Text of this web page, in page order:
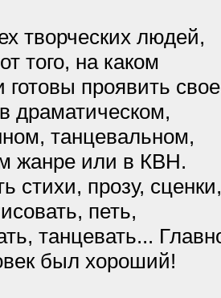
творческих людей,
того, на каком
проявить свое
драматическом,
танцевальном,
жанре или в КВН.
стихи, прозу, сценки,
петь,
танцевать...
был хороший!